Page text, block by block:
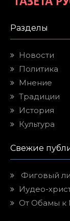
Разделы
Новости
Политика
Мнение
Традиции
История
Культура
Свежие
Фиговый
Иудео-
От Обамы к